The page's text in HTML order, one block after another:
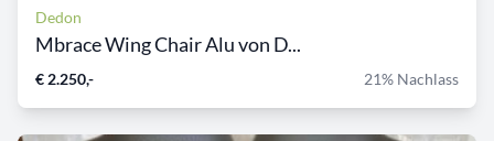
Dedon
Mbrace Wing Chair Alu von D...
€ 2.250,- 21% Nachlass